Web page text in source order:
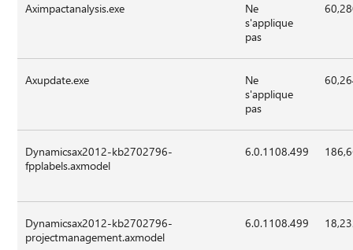
Aximpactanalysis.exe
Ne
s'applique
pas
Axupdate.exe
Ne
s'applique
pas
Dynamicsax2012-kb2702796-
fpplabels.axmodel
6.0.1108.499
Dynamicsax2012-kb2702796-
projectmanagement.axmodel
6.0.1108.499